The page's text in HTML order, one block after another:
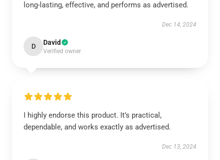
long-lasting, effective, and performs as advertised.
Dec 14, 2024
D David
Verified owner
I highly endorse this product. It’s practical,
dependable, and works exactly as advertised.
Dec 13, 2024